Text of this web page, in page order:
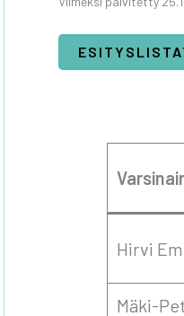
Hir­vi
Mäki-